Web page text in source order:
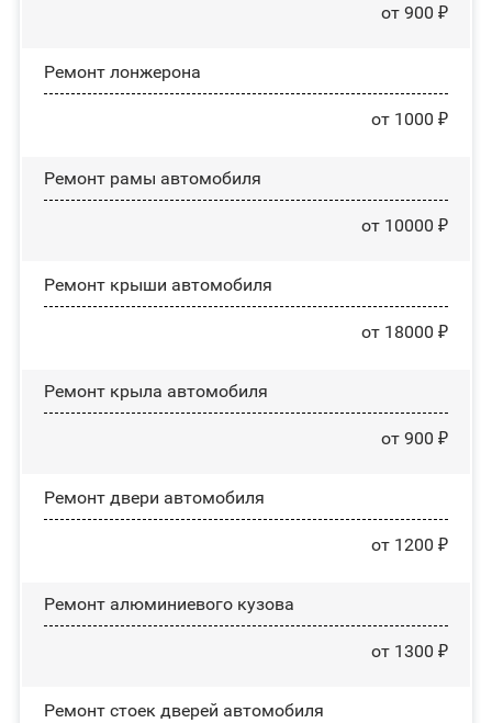
от 900 ₽
Ремонт лонжерона
от 1000 ₽
Ремонт рамы автомобиля
от 10000 ₽
Ремонт крыши автомобиля
от 18000 ₽
Ремонт крыла автомобиля
от 900 ₽
Ремонт двери автомобиля
от 1200 ₽
Ремонт алюминиевого кузова
от 1300 ₽
Ремонт стоек дверей автомобиля